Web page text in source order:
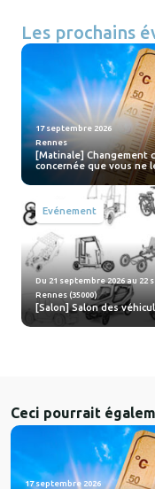
Les prochains
17 septembre 2026
Rennes
[Matinale] Changement
concernée que vous ne
Evénement
Du 21 septembre 2026 au 22
Rennes (35000)
[Salon] Salon des
Ceci pourrait
17 septembre 2026